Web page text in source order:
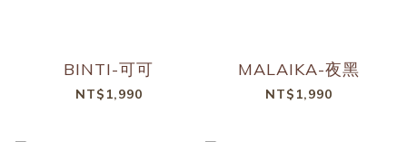
BINTI-可可
NT$1,990
MALAIKA-夜黑
NT$1,990